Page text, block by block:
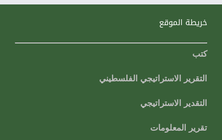
خريطة الموقع
كتب
التقرير الاستراتيجي الفلسطيني
التقدير الاستراتيجي
تقرير المعلومات